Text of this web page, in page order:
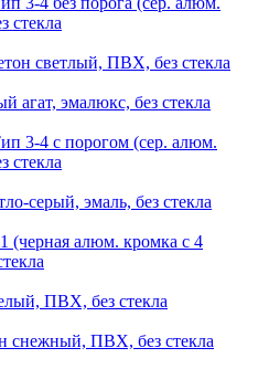
стекла
светлый, ПВХ, без стекла
агат, эмалюкс, без стекла
3-4 с порогом (сер. алюм.
стекла
серый, эмаль, без стекла
(черная алюм. кромка с 4
ПВХ, без стекла
снежный, ПВХ, без стекла